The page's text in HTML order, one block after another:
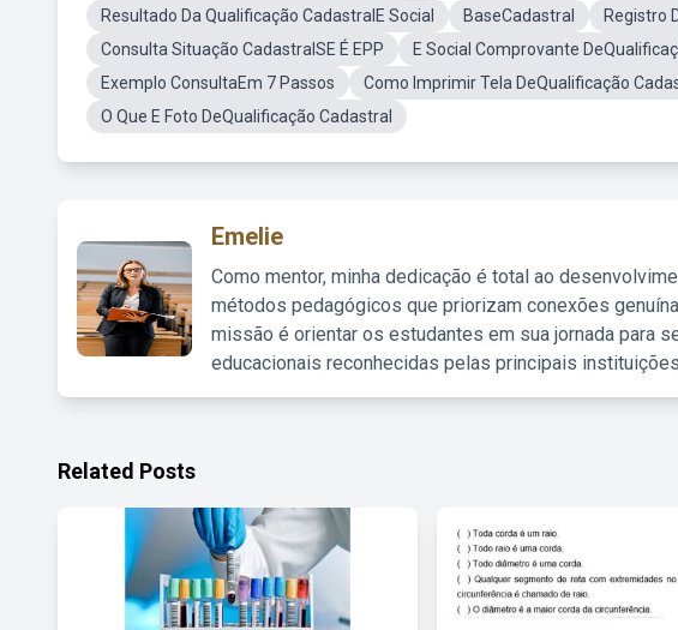
Resultado Da Qualificação CadastralE Social
BaseCadastral
Registro
Consulta Situação CadastralSE É EPP
E Social Comprovante
Exemplo ConsultaEm 7 Passos
Como Imprimir Tela DeQualificação
O Que E Foto DeQualificação Cadastral
Emelie
Como mentor, minha dedicação é total ao
métodos pedagógicos que priorizam conexões
missão é orientar os estudantes em sua jornada para
educacionais reconhecidas pelas principais
Related Posts